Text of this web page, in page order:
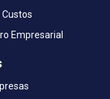
Empresarial